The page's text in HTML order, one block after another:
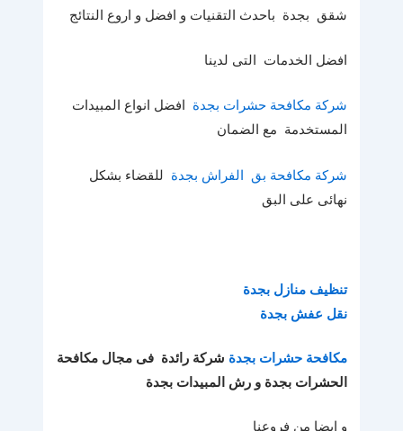
شقق بجدة باحدث التقنيات و افضل و اروع النتائج
افضل الخدمات التى لدينا
شركة مكافحة حشرات بجدة افضل انواع المبيدات
المستخدمة مع الضمان
شركة مكافحة بق الفراش بجدة للقضاء بشكل
نهائى على البق
تنظيف منازل بجدة
نقل عفش بجدة
مكافحة حشرات بجدة شركة رائدة فى مجال مكافحة
الحشرات بجدة و رش المبيدات بجدة
و ايضا من فروعنا